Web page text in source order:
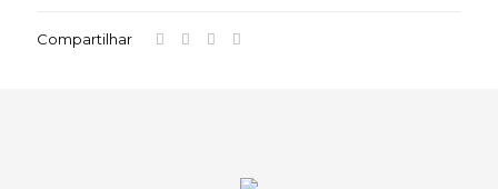
Compartilhar